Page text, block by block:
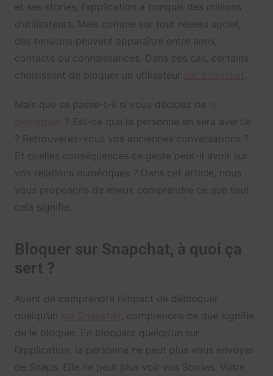
et ses stories, l’application a conquis des millions
d’utilisateurs. Mais comme sur tout réseau social,
des tensions peuvent apparaître entre amis,
contacts ou connaissances. Dans ces cas, certains
choisissent de bloquer un utilisateur
Mais que se passe-t-il si vous décidez de
? Est-ce que la personne en sera avertie
? Retrouverez-vous vos anciennes conversations ?
Et quelles conséquences ce geste peut-il avoir sur
vos relations numériques ? Dans cet article, nous
vous proposons de mieux comprendre ce que tout
cela signifie.
Bloquer sur Snapchat, à quoi ça
sert ?
Avant de comprendre l’impact de débloquer
quelqu’un
, comprenons ce que signifie
de le bloquer. En bloquant quelqu’un sur
l’application, la personne ne peut plus vous envoyer
de Snaps. Elle ne peut plus voir vos Stories. Votre